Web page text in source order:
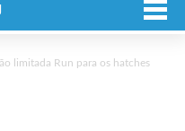
limitada Run para os hatches